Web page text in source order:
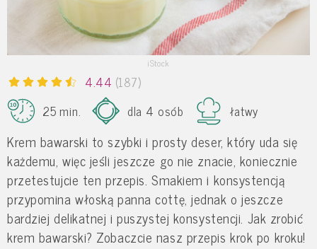
iStock
4.44 (187)
25 min.
dla 4 osób łatwy
Krem bawarski to szybki i prosty deser, który uda się
każdemu, więc jeśli jeszcze go nie znacie, koniecznie
przetestujcie ten przepis. Smakiem i konsystencją
przypomina włoską panna cottę, jednak o jeszcze
bardziej delikatnej i puszystej konsystencji. Jak zrobić
krem bawarski? Zobaczcie nasz przepis krok po kroku!